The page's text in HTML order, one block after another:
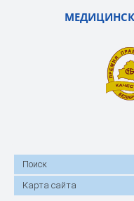
Поиск
Карта сайта